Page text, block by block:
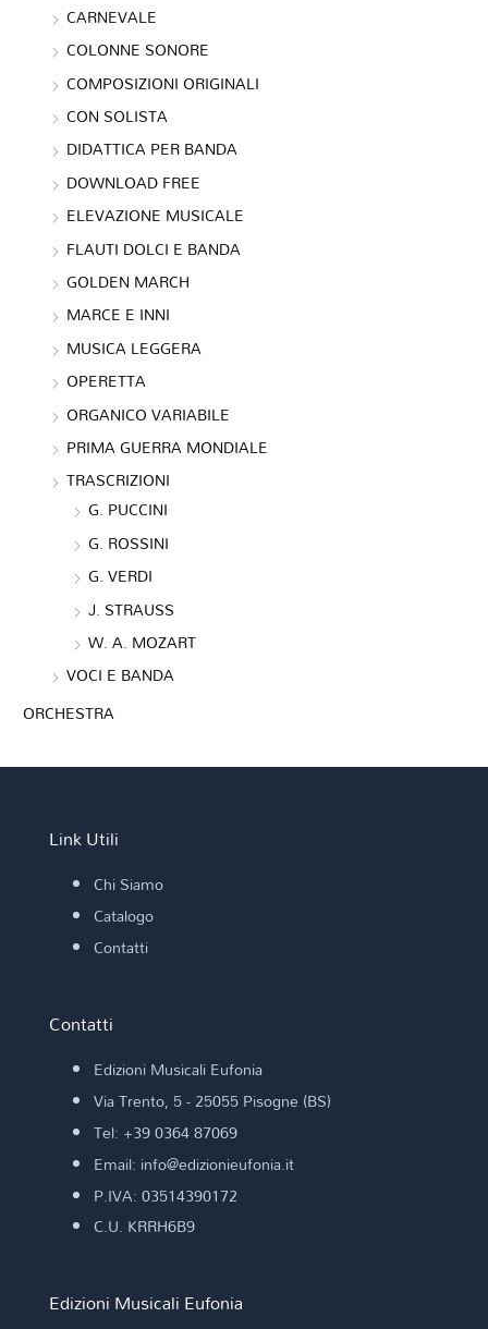
CARNEVALE
COLONNE SONORE
COMPOSIZIONI ORIGINALI
CON SOLISTA
DIDATTICA PER BANDA
DOWNLOAD FREE
ELEVAZIONE MUSICALE
FLAUTI DOLCI E BANDA
GOLDEN MARCH
MARCE E INNI
MUSICA LEGGERA
OPERETTA
ORGANICO VARIABILE
PRIMA GUERRA MONDIALE
TRASCRIZIONI
G. PUCCINI
G. ROSSINI
G. VERDI
J. STRAUSS
W. A. MOZART
VOCI E BANDA
ORCHESTRA
Link Utili
Chi Siamo
Catalogo
Contatti
Contatti
Edizioni Musicali Eufonia
Via Trento, 5 - 25055 Pisogne (BS)
Tel: +39 0364 87069
Email: info@edizionieufonia.it
P.IVA: 03514390172
C.U. KRRH6B9
Edizioni Musicali Eufonia